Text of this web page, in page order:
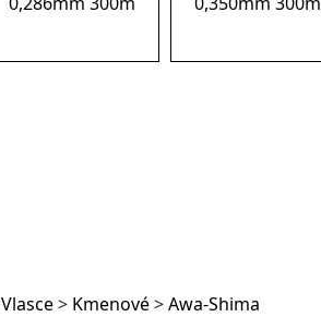
Vlasce> Kmenové>Awa-Shima